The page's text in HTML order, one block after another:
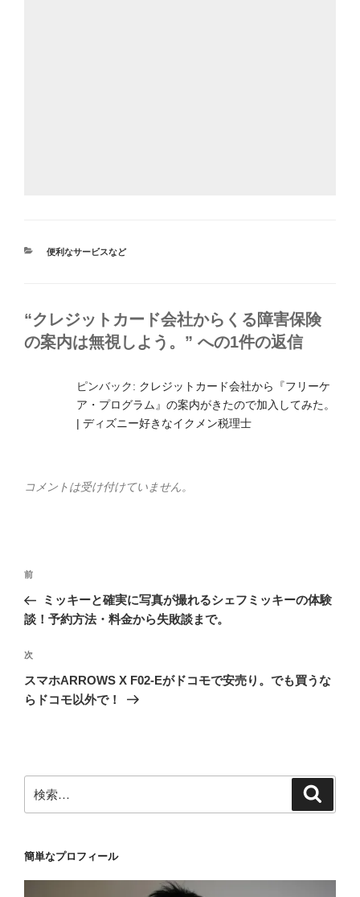
カ
便利なサービスなど
“クレジットカード会社からくる障害保険
の案内は無視しよう。” への1件の返信
ピンバック: クレジットカード会社から『フリーケ
ア・プログラム』の案内がきたので加入してみた。
| ディズニー好きなイクメン税理士
コメントは受け付けていません。
投
ナ
ゲ
ー
シ
前
の
投
前
ミッキーと確実に写真が撮れるシェフミッキーの体験
談！予約方法・料金から失敗談まで。
次
の
投
次
スマホARROWS X F02-Eがドコモで安売り。でも買うな
らドコモ以外で！
索:
簡単なプロフィール